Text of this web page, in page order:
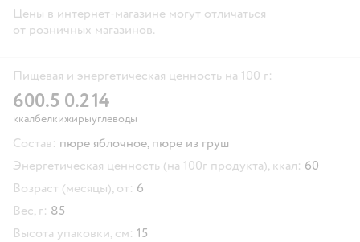
Цены в интернет-магазине могут отличаться
от розничных магазинов.
Пищевая и энергетическая ценность на 100 г:
60
ккал
0.5
белки
0.2
жиры
14
углеводы
Состав: пюре яблочное, пюре из груш
Энергетическая ценность (на 100г продукта), ккал: 60
Возраст (месяцы), от: 6
Вес, г: 85
Высота упаковки, см: 15